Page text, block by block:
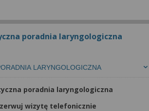
poradnia laryngologiczna
LARYNGOLOGICZNA
poradnia laryngologiczna
wizytę telefonicznie